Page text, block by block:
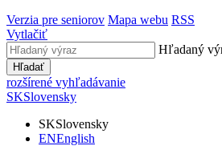
Verzia pre seniorov Mapa webu RSS
Vytlačiť
Hľadaný
Hľadať
rozšírené vyhľadávanie
SKSlovensky
SKSlovensky
ENEnglish